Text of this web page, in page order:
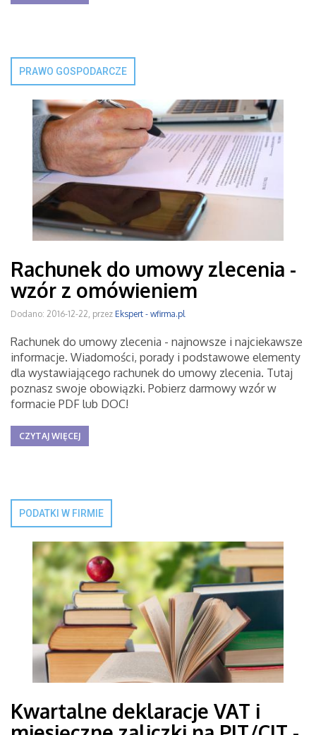
PRAWO GOSPODARCZE
Rachunek do umowy zlecenia -
wzór z omówieniem
Dodano: 2016-12-22, przez Ekspert - wfirma.pl
Rachunek do umowy zlecenia - najnowsze i najciekawsze
informacje. Wiadomości, porady i podstawowe elementy
dla wystawiającego rachunek do umowy zlecenia. Tutaj
poznasz swoje obowiązki. Pobierz darmowy wzór w
formacie PDF lub DOC!
CZYTAJ WIĘCEJ
PODATKI W FIRMIE
Kwartalne deklaracje VAT i